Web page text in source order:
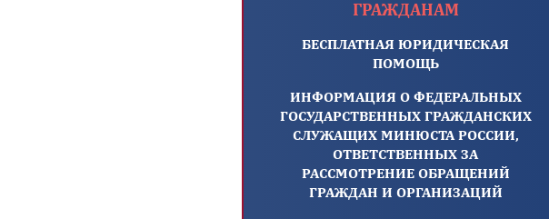
ГРАЖДАНАМ
БЕСПЛАТНАЯ ЮРИДИЧЕСКАЯ
ПОМОЩЬ
ИНФОРМАЦИЯ О ФЕДЕРАЛЬНЫХ
ГОСУДАРСТВЕННЫХ ГРАЖДАНСКИХ
СЛУЖАЩИХ МИНЮСТА РОССИИ,
ОТВЕТСТВЕННЫХ ЗА
РАССМОТРЕНИЕ ОБРАЩЕНИЙ
ГРАЖДАН И ОРГАНИЗАЦИЙ